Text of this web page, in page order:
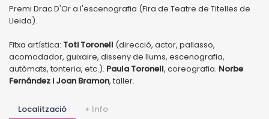
Premi Drac D'Or a l'escenografia (Fira de Teatre de Titelles de
Lleida).
Fitxa artística: Toti Toronell (direcció, actor, pallasso,
acomodador, guixaire, disseny de llums, escenografia,
autòmats, tonteria, etc.). Paula Toronell, coreografia. Norbe
Fernández i Joan Bramon, taller.
Localització + Info